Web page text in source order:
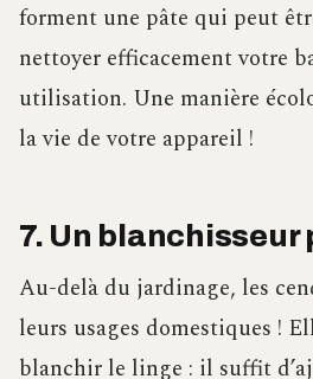
forment une pâte qui peut
nettoyer efficacement votre
utilisation. Une manière
la vie de votre appareil !
7. Un blanchisseur
Au-delà du jardinage, les
leurs usages domestiques !
blanchir le linge : il suffit